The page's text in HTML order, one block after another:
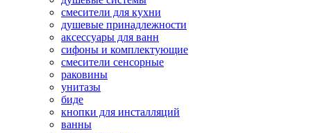
смесители для кухни
душевые принадлежности
аксессуары для ванн
сифоны и комплектующие
смесители сенсорные
раковины
унитазы
биде
кнопки для инсталляций
ванны